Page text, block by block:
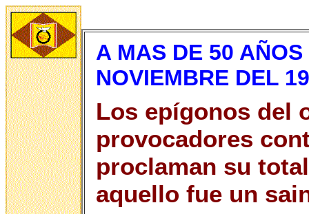
A MAS DE 50
NOVIEMBRE DEL
Los epígonos del
provocadores
proclaman su
aquello fue un